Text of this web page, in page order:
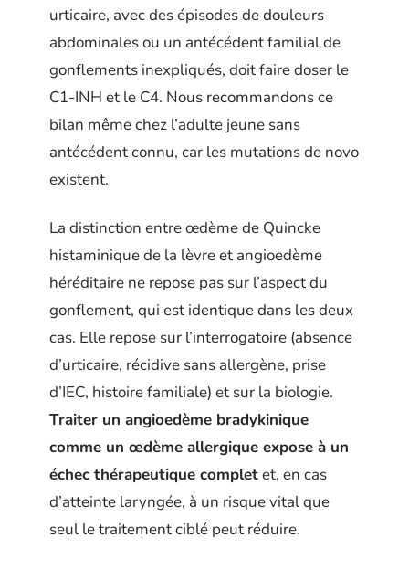
urticaire, avec des épisodes de douleurs
abdominales ou un antécédent familial de
gonflements inexpliqués, doit faire doser le
C1-INH et le C4. Nous recommandons ce
bilan même chez l’adulte jeune sans
antécédent connu, car les mutations de novo
existent.
La distinction entre œdème de Quincke
histaminique de la lèvre et angioedème
héréditaire ne repose pas sur l’aspect du
gonflement, qui est identique dans les deux
cas. Elle repose sur l’interrogatoire (absence
d’urticaire, récidive sans allergène, prise
d’IEC, histoire familiale) et sur la biologie.
Traiter un angioedème bradykinique
comme un œdème allergique expose à un
échec thérapeutique completet, en cas
d’atteinte laryngée, à un risque vital que
seul le traitement ciblé peut réduire.